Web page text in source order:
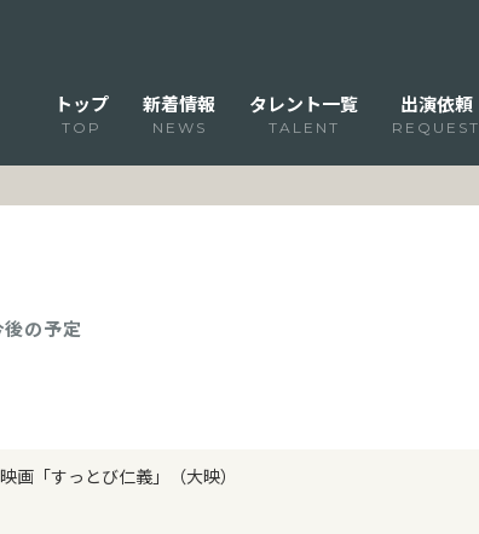
トップ
TOP
新着情報
NEWS
タレント一覧
TALENT
出演依頼
REQUEST
の予定
映画「すっとび仁義」（大映）